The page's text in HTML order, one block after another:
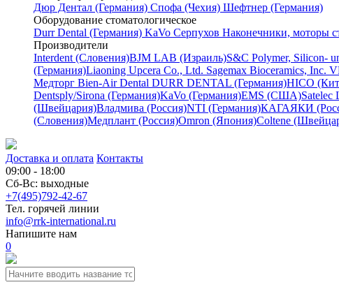
Дюр Дентал (Германия) Спофа (Чехия) Шефтнер (Германия)
Оборудование стоматологическое
Durr Dental (Германия) KaVo Серпухов Наконечники, моторы
Производители
Interdent (Словения)BJM LAB (Израиль)S&C Polymer, Silicon-
(Германия)Liaoning Upcera Co., Ltd. Sagemax Bioceramics, Inc.
Медторг Bien-Air Dental DURR DENTAL (Германия)HICO
Dentsply/Sirona (Германия)KaVo (Германия)EMS (США)Satelec
(Швейцария)Владмива (Россия)NTI (Германия)КАГАЯКИ
(Словения)Медплант (Россия)Omron (Япония)Coltene
Доставка и оплата Контакты
09:00 - 18:00
Сб-Вс: выходные
+7(495)792-42-67
Тел. горячей линии
info@rrk-international.ru
Напишите нам
0